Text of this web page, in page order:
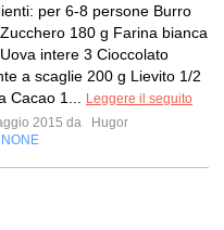
per 6-8 persone Burro
180 g Farina bianca
intere 3 Cioccolato
a scaglie 200 g Lievito 1/2
Cacao 1...
Leggere il seguito
2015 da
Hugor
NONE